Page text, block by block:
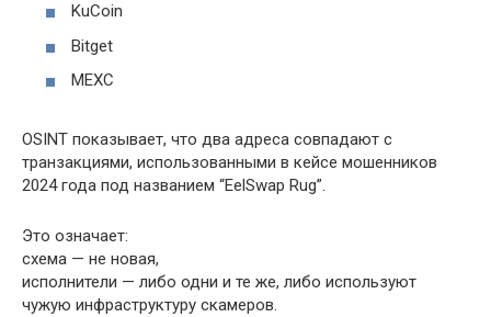
KuCoin
Bitget
MEXC
OSINT показывает, что два адреса совпадают с
транзакциями, использованными в кейсе мошенников
2024 года под названием “EelSwap Rug”.
Это означает:
схема — не новая,
исполнители — либо одни и те же, либо используют
чужую инфраструктуру скамеров.